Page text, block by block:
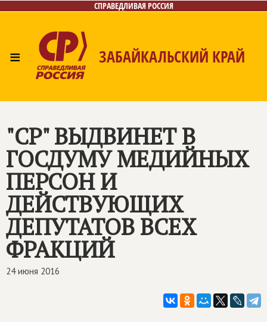
СПРАВЕДЛИВАЯ РОССИЯ
≡ ЗАБАЙКАЛЬСКИЙ КРАЙ
Контакты
"СР" ВЫДВИНЕТ В
ГОСДУМУ МЕДИЙНЫХ
ПЕРСОН И
ДЕЙСТВУЮЩИХ
ДЕПУТАТОВ ВСЕХ
ФРАКЦИЙ
24 июня 2016